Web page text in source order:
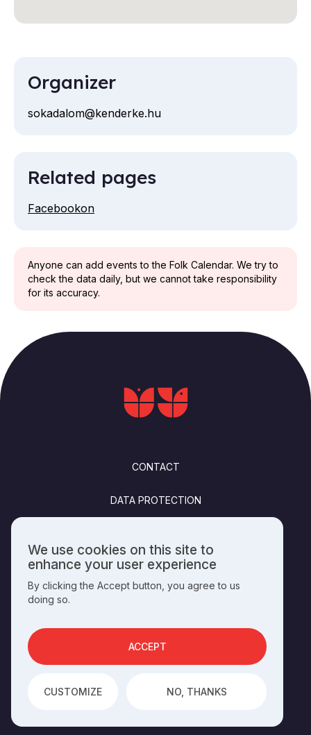
Anyone can add events to the Folk Calendar. We try to
check the data daily, but we cannot take responsibility
for its accuracy.
Organizer
Email
sokadalom@kenderke.hu
Related pages
Facebookon
CONTACT
DATA PROTECTION
PUBLISHING INFO
SOCIALS
DEVELOPED BY
INTEGRAL VISION
Use
of
personal
data
cookies
We use cookies on this site to
enhance your user experience
By clicking the Accept button, you agree to us
doing so.
CUSTOMIZE NO, THANKS
ACCEPT